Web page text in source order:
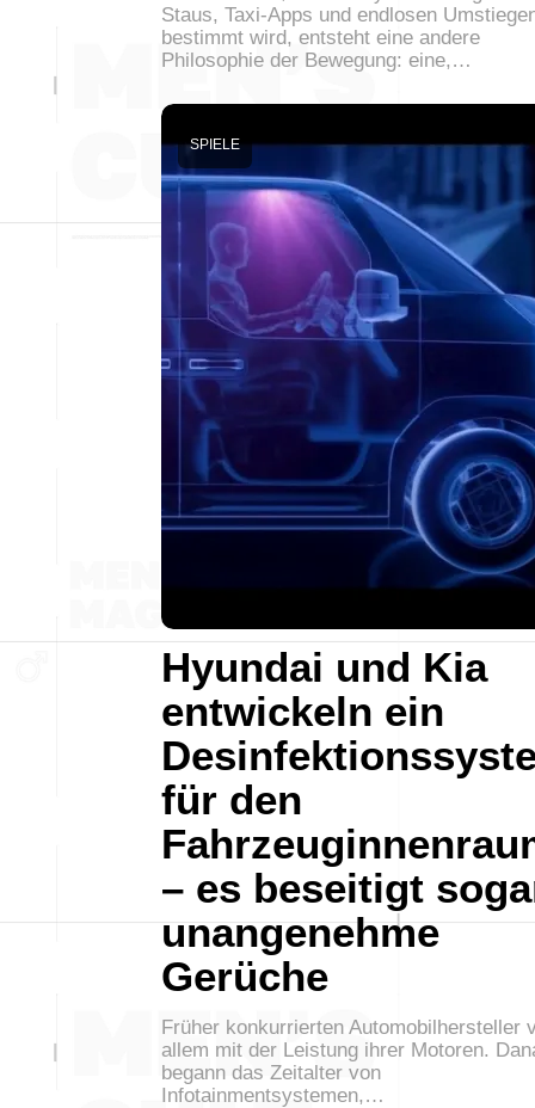
Staus, Taxi-Apps und endlosen
bestimmt wird, entsteht eine andere
Philosophie der Bewegung: eine,…
Hyundai und Kia
entwickeln ein
für den
– es beseitigt
unangenehme
Gerüche
SPIELE
Früher konkurrierten Automobilhersteller
allem mit der Leistung ihrer Motoren.
begann das Zeitalter von
Infotainmentsystemen,…